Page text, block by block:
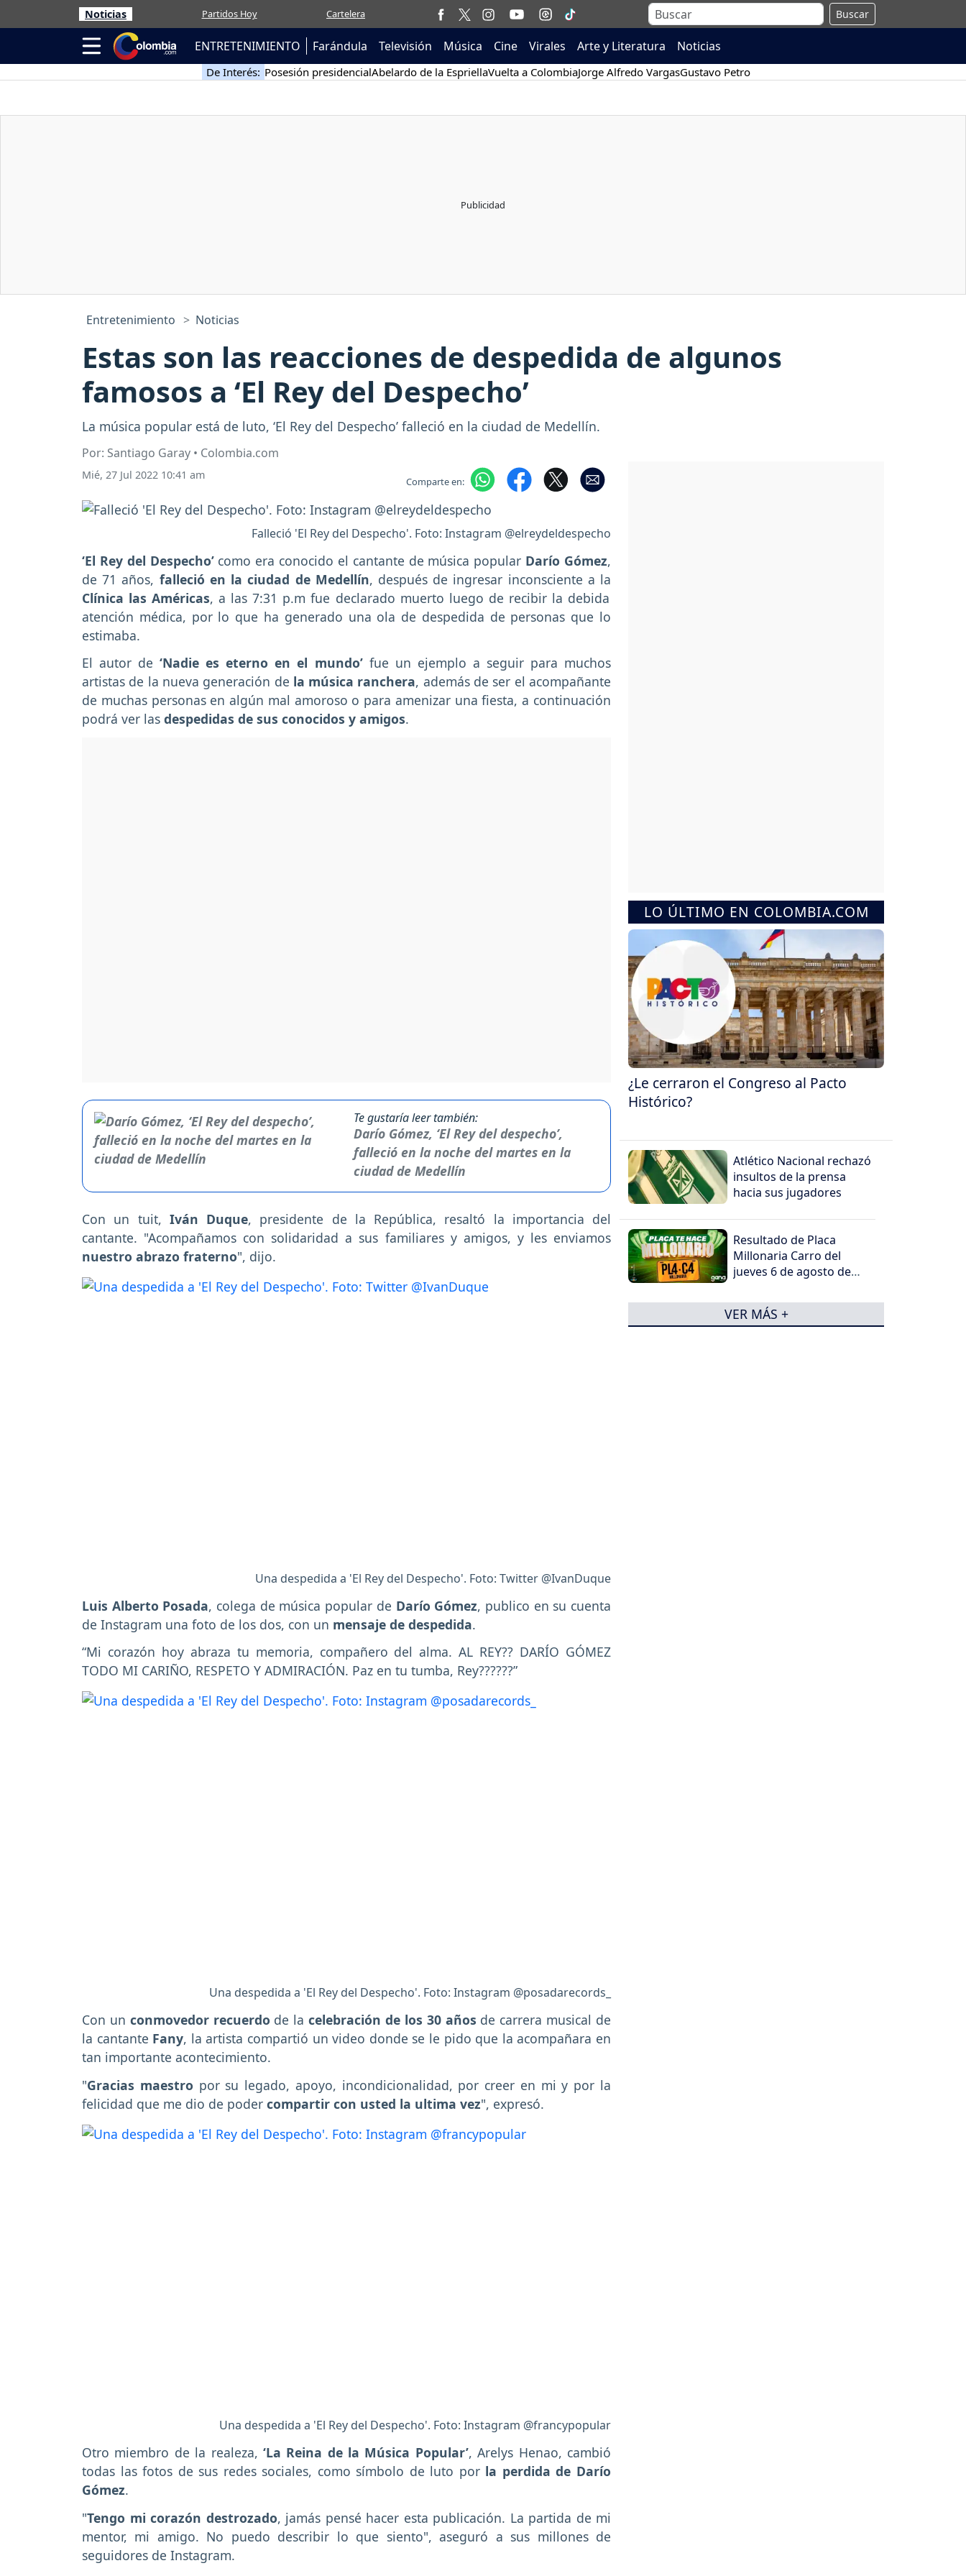
Noticias Partidos Hoy Cartelera Buscar
ENTRETENIMIENTO Farándula Televisión Música Cine Virales Arte y Literatura Noticias
De Interés: Posesión presidencialAbelardo de la EspriellaVuelta a ColombiaJorge Alfredo VargasGustavo Petro
Entretenimiento Noticias
Estas son las reacciones de despedida de algunos
famosos a ‘El Rey del Despecho’
La música popular está de luto, ‘El Rey del Despecho’ falleció en la ciudad de Medellín.
Por: Santiago Garay • Colombia.com
Mié, 27 Jul 2022 10:41 am Comparte en:
Falleció 'El Rey del Despecho'. Foto: Instagram @elreydeldespecho
‘El Rey del Despecho’como era conocido el cantante de música popular Darío Gómez,
de 71 años, falleció en la ciudad de Medellín, después de ingresar inconsciente a la
Clínica las Américas, a las 7:31 p.m fue declarado muerto luego de recibir la debida
atención médica, por lo que ha generado una ola de despedida de personas que lo
estimaba.
El autor de‘Nadie es eterno en el mundo’fue un ejemplo a seguir para muchos
artistas de la nueva generación de la música ranchera, además de ser el acompañante
de muchas personas en algún mal amoroso o para amenizar una fiesta, a continuación
podrá ver las despedidas de sus conocidos y amigos.
Te gustaría leer también:
Darío Gómez, ‘El Rey del despecho’,
falleció en la noche del martes en la
ciudad de Medellín
Con un tuit, Iván Duque, presidente de la República, resaltó la importancia del
cantante. "Acompañamos con solidaridad a sus familiares y amigos, y les enviamos
nuestro abrazo fraterno", dijo.
Una despedida a 'El Rey del Despecho'. Foto: Twitter @IvanDuque
Luis Alberto Posada, colega de música popular de Darío Gómez, publico en su cuenta
de Instagram una foto de los dos, con un mensaje de despedida.
“Mi corazón hoy abraza tu memoria, compañero del alma. AL REY?? DARÍO GÓMEZ
TODO MI CARIÑO, RESPETO Y ADMIRACIÓN. Paz en tu tumba, Rey??????”
Una despedida a 'El Rey del Despecho'. Foto: Instagram @posadarecords_
Con un conmovedor recuerdo de lacelebración de los 30 años de carrera musical de
la cantante Fany, la artista compartió un video donde se le pido que la acompañara en
tan importante acontecimiento.
"Gracias maestro por su legado, apoyo, incondicionalidad, por creer en mi y por la
felicidad que me dio de poder compartir con usted la ultima vez", expresó.
Una despedida a 'El Rey del Despecho'. Foto: Instagram @francypopular
Otro miembro de la realeza, ‘La Reina de la Música Popular’, Arelys Henao, cambió
todas las fotos de sus redes sociales, como símbolo de luto por la perdida de Darío
Gómez.
"Tengo mi corazón destrozado, jamás pensé hacer esta publicación. La partida de mi
mentor, mi amigo. No puedo describir lo que siento", aseguró a sus millones de
seguidores de Instagram.
LO ÚLTIMO EN COLOMBIA.COM
¿Le cerraron el Congreso al Pacto
Histórico?
Atlético Nacional rechazó
insultos de la prensa
hacia sus jugadores
Resultado de Placa
Millonaria Carro del
jueves 6 de agosto de
VER MÁS +